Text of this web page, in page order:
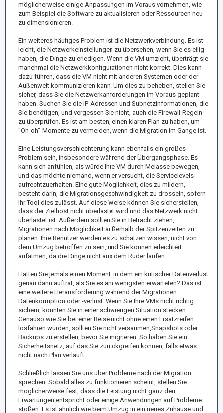
möglicherweise einige Anpassungen im Voraus vornehmen, wie
zum Beispiel die Software zu aktualisieren oder Ressourcen neu
zu dimensionieren.
Ein weiteres häufiges Problem ist die Netzwerkverbindung. Es ist
leicht, die Netzwerkeinstellungen zu übersehen, wenn Sie es eilig
haben, die Dinge zu erledigen. Wenn die VM umzieht, überträgt sie
manchmal die Netzwerkkonfigurationen nicht korrekt. Dies kann
dazu führen, dass die VM nicht mit anderen Systemen oder der
Außenwelt kommunizieren kann. Um dies zu beheben, stellen Sie
sicher, dass Sie die Netzwerkanforderungen im Voraus geplant
haben. Suchen Sie die IP-Adressen und Subnetzinformationen, die
Sie benötigen, und vergessen Sie nicht, auch die Firewall-Regeln
zu überprüfen. Es ist am besten, einen klaren Plan zu haben, um
"Oh-oh"-Momente zu vermeiden, wenn die Migration im Gange ist.
Eine Leistungsverschlechterung kann ebenfalls ein großes
Problem sein, insbesondere während der Übergangsphase. Es
kann sich anfühlen, als würde Ihre VM durch Melasse bewegen,
und das möchte niemand, wenn er versucht, die Servicelevels
aufrechtzuerhalten. Eine gute Möglichkeit, dies zu mildern,
besteht darin, die Migrationsgeschwindigkeit zu drosseln, sofern
Ihr Tool dies zulässt. Auf diese Weise können Sie sicherstellen,
dass der Zielhost nicht überlastet wird und das Netzwerk nicht
überlastet ist. Außerdem sollten Sie in Betracht ziehen,
Migrationen nach Möglichkeit außerhalb der Spitzenzeiten zu
planen. Ihre Benutzer werden es zu schätzen wissen, nicht von
dem Umzug betroffen zu sein, und Sie können erleichtert
aufatmen, da die Dinge nicht aus dem Ruder laufen.
Hatten Sie jemals einen Moment, in dem ein kritischer Datenverlust
genau dann auftrat, als Sie es am wenigsten erwarteten? Das ist
eine weitere Herausforderung während der Migrationen—
Datenkorruption oder -verlust. Wenn Sie Ihre VMs nicht richtig
sichern, könnten Sie in einer schwierigen Situation stecken.
Genauso wie Sie bei einer Reise nicht ohne einen Ersatzreifen
losfahren würden, sollten Sie nicht versäumen,Snapshots oder
Backups zu erstellen, bevor Sie migrieren. So haben Sie ein
Sicherheitsnetz, auf das Sie zurückgreifen können, falls etwas
nicht nach Plan verläuft.
Schließlich lassen Sie uns über Probleme nach der Migration
sprechen. Sobald alles zu funktionieren scheint, stellen Sie
möglicherweise fest, dass die Leistung nicht ganz den
Erwartungen entspricht oder einige Anwendungen auf Probleme
stoßen. Es ist ähnlich wie beim Umzug in ein neues Zuhause und